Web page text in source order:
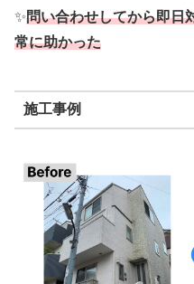
✨問い合わせしてから即日
常に助かった
施工事例